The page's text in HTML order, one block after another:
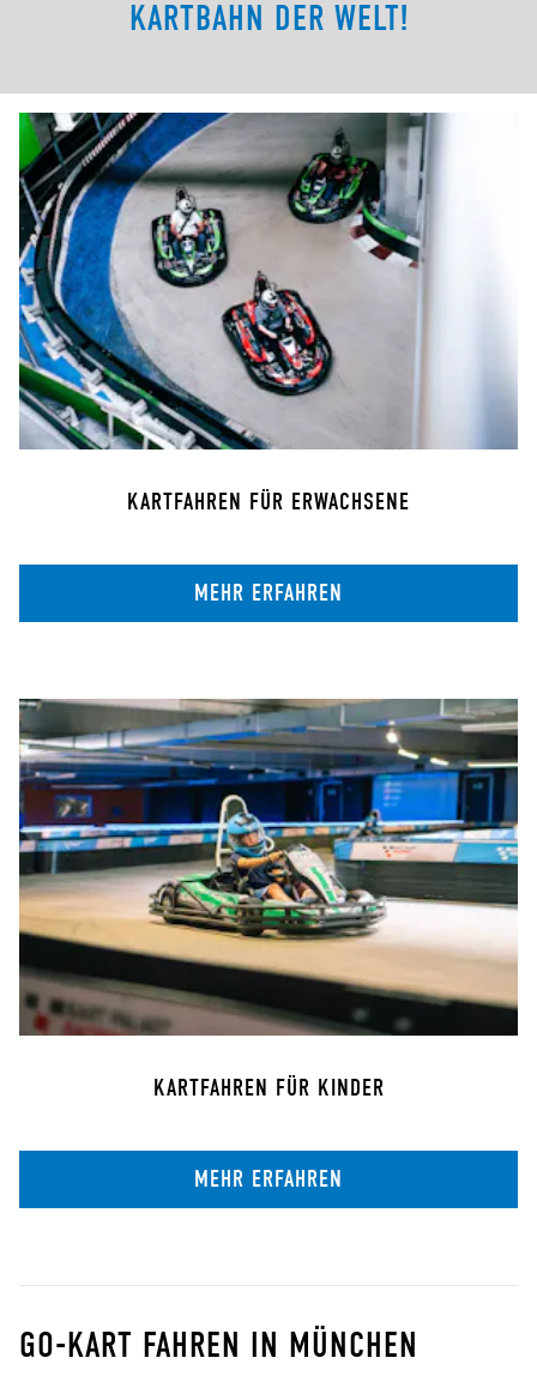
ARTBAHN DER WELT!
KARTFAHREN FÜR ERWACHSENE
MEHR ERFAHREN
KARTFAHREN FÜR KINDER
MEHR ERFAHREN
GO-KART FAHREN IN MÜNCHEN